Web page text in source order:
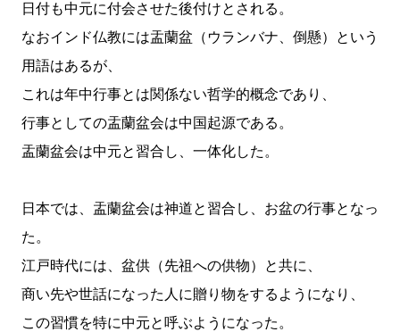
日付も中元に付会させた後付けとされる。
なおインド仏教には盂蘭盆（ウランバナ、倒懸）という
用語はあるが、
これは年中行事とは関係ない哲学的概念であり、
行事としての盂蘭盆会は中国起源である。
盂蘭盆会は中元と習合し、一体化した。
日本では、盂蘭盆会は神道と習合し、お盆の行事となっ
た。
江戸時代には、盆供（先祖への供物）と共に、
商い先や世話になった人に贈り物をするようになり、
この習慣を特に中元と呼ぶようになった。